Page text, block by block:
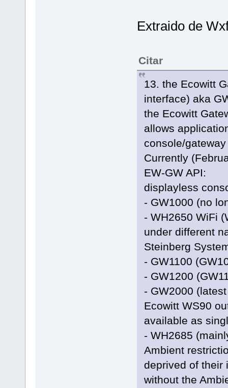
Extraido de
Citar
13. the Ecowitt
interface) aka
the Ecowitt
allows
console/
Currently
EW-GW API:
displayless
- GW1000 (no
- WH2650 WiFi
under different
Steinberg
- GW1100
- GW1200
- GW2000
Ecowitt WS90
available as
- WH2685
Ambient
deprived of their
without the